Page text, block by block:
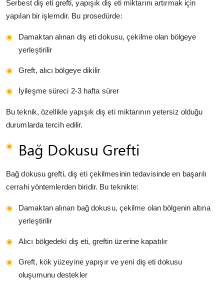
Serbest diş eti grefti, yapışık diş eti miktarını artırmak için
yapılan bir işlemdir. Bu prosedürde:
Damaktan alınan diş eti dokusu, çekilme olan bölgeye
yerleştirilir
Greft, alıcı bölgeye dikilir
İyileşme süreci 2-3 hafta sürer
Bu teknik, özellikle yapışık diş eti miktarının yetersiz olduğu
durumlarda tercih edilir.
Bağ Dokusu Grefti
Bağ dokusu grefti, diş eti çekilmesinin tedavisinde en başarılı
cerrahi yöntemlerden biridir. Bu teknikte:
Damaktan alınan bağ dokusu, çekilme olan bölgenin altına
yerleştirilir
Alıcı bölgedeki diş eti, greftin üzerine kapatılır
Greft, kök yüzeyine yapışır ve yeni diş eti dokusu
oluşumunu destekler